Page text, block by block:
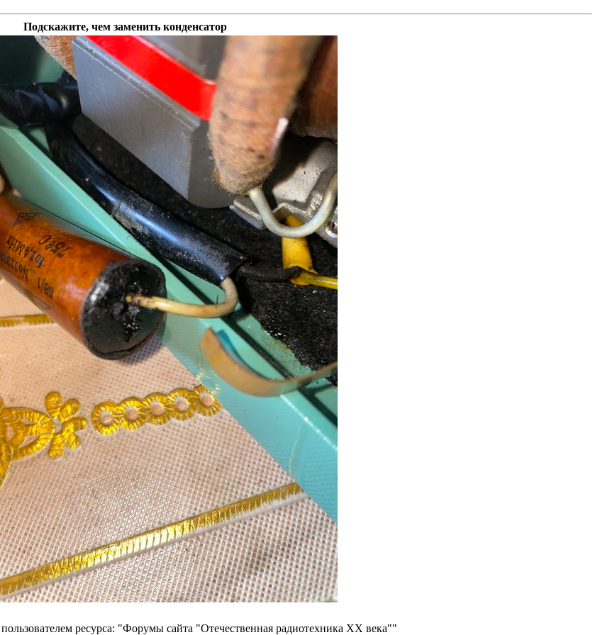
Подскажите, чем заменить конденсатор
ресурса: "Форумы сайта "Отечественная радиотехника ХХ века""